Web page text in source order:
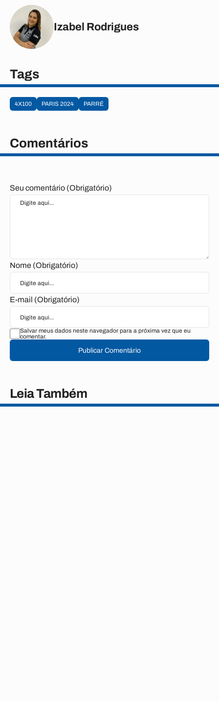
Izabel Rodrigues
Tags
4X100 PARIS 2024 PARRÉ
Comentários
Seu comentário (Obrigatório)
Nome (Obrigatório)
E-mail (Obrigatório)
Salvar meus dados neste navegador para a próxima vez que eu
comentar.
Publicar Comentário
Leia Também